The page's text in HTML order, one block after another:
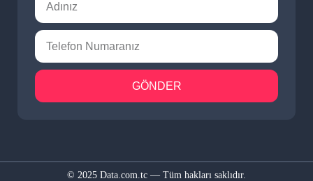
GÖNDER
© 2025 Data.com.tc — Tüm hakları saklıdır.